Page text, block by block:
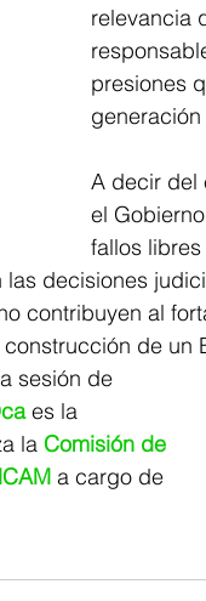
relevancia
presiones
A decir del
el
fallos
las decisiones
contribuyen al
de un
sesión de
es la
la Comisión de
a cargo de